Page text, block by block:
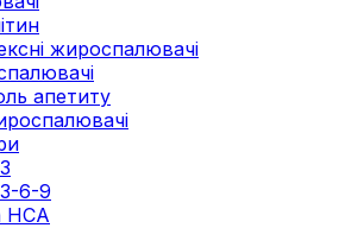
жироспалювачі
апетиту
6-9
HCA